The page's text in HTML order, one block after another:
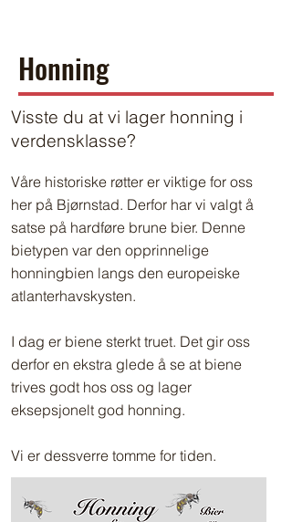
Honning
Visste du at vi lager honning i
verdensklasse?
Våre historiske røtter er viktige for oss
her på Bjørnstad. Derfor har vi valgt å
satse på hardføre brune bier. Denne
bietypen var den opprinnelige
honningbien langs den europeiske
atlanterhavskysten.
I dag er biene sterkt truet. Det gir oss
derfor en ekstra glede å se at biene
trives godt hos oss og lager
eksepsjonelt god honning.
Vi er dessverre tomme for tiden.